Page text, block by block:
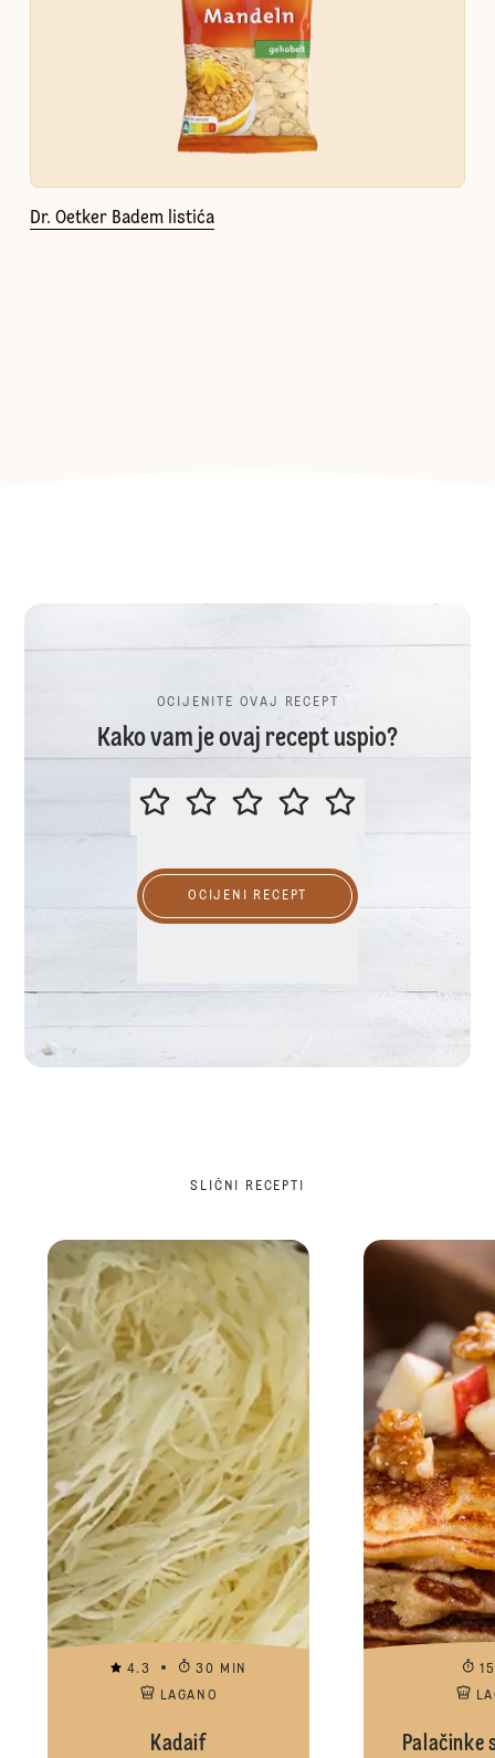
Dr. Oetker Badem listića
OCIJENITE OVAJ RECEPT
Kako vam je ovaj recept uspio?
OCIJENITE OVAJ RECEPT
OCIJENI RECEPT
SLIČNI RECEPTI
4.3
30 MIN
LAGANO
Kadaif Palačinke